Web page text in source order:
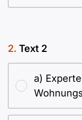
Text 2
a)